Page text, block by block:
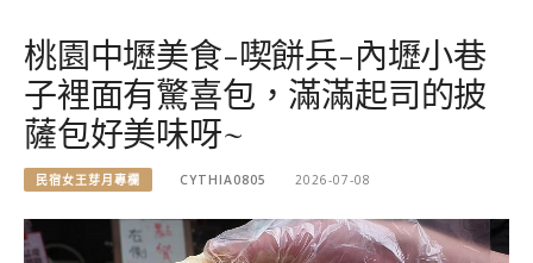
桃園中壢美食-喫餅兵-內壢小巷
子裡面有驚喜包，滿滿起司的披
薩包好美味呀~
民宿女王芽月專欄 CYTHIA0805 2026-07-08